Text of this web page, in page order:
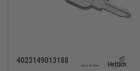
4023149013188